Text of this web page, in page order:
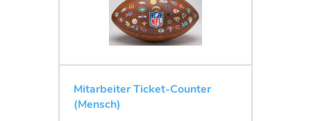
Mitarbeiter Ticket-Counter
(Mensch)